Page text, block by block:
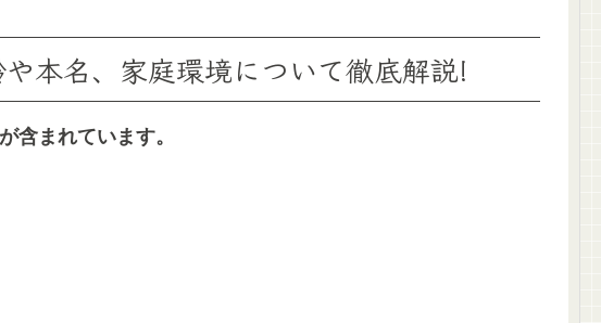
本名、家庭環境について徹底解説!
含まれています。